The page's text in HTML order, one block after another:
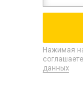
Нажимая
данных